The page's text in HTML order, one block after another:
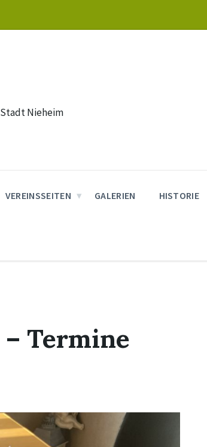
Nieheim
VEREINSSEITEN GALERIEN HISTORIE
Termine